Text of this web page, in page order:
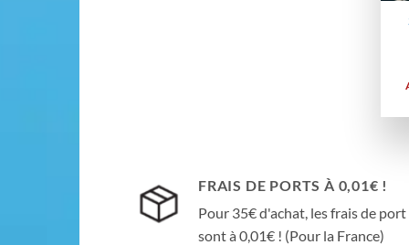
FRAIS DE PORTS À 0,01€ !
Pour 35€ d'achat, les frais de port
sont à 0,01€ ! (Pour la France)